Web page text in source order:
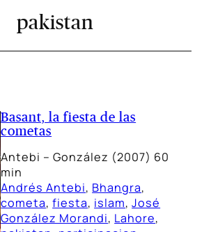
pakistan
Basant, la fiesta de las
cometas
Antebi – González (2007) 60
min
Andrés Antebi, Bhangra
cometa, fiesta, islam, José
González Morandi, Lahore